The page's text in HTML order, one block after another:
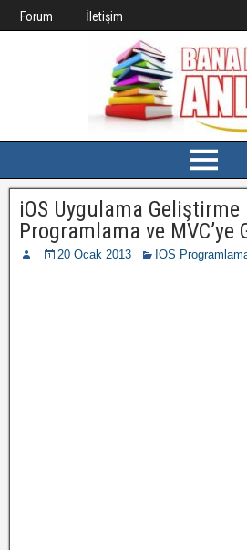
Forum İletişim
iOS Uygulama Geliştirme
Programlama ve MVC’ye
20 Ocak 2013 IOS